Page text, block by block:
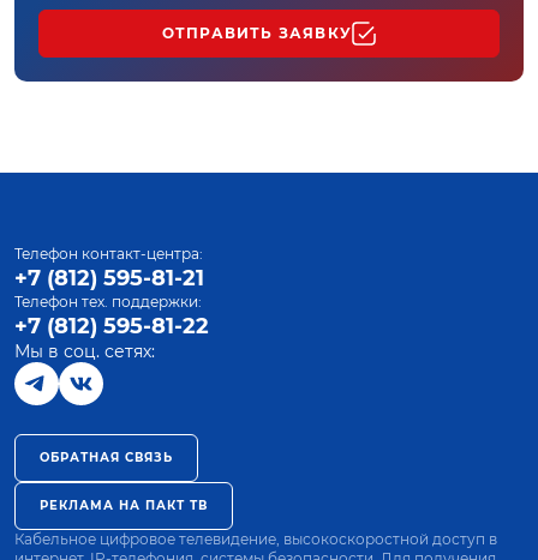
ОТПРАВИТЬ ЗАЯВКУ
Телефон контакт-центра:
+7 (812) 595-81-21
Телефон тех. поддержки:
+7 (812) 595-81-22
Мы в соц. сетях:
ОБРАТНАЯ СВЯЗЬ
РЕКЛАМА НА ПАКТ ТВ
Кабельное цифровое телевидение, высокоскоростной доступ в